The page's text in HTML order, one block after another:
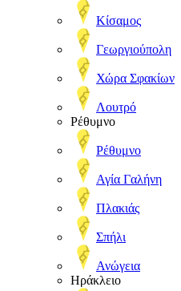
Κίσαμος
Γεωργιούπολη
Χώρα Σφακίων
Λουτρό
Ρέθυμνο
Ρέθυμνο
Αγία Γαλήνη
Πλακιάς
Σπήλι
Ανώγεια
Ηράκλειο